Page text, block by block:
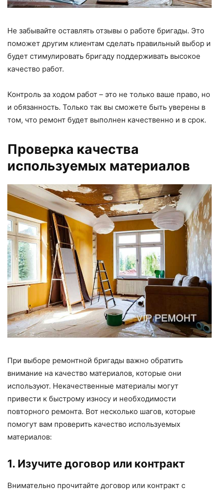
Не забывайте оставлять отзывы о работе бригады. Это
поможет другим клиентам сделать правильный выбор и
будет стимулировать бригаду поддерживать высокое
качество работ.
Контроль за ходом работ – это не только ваше право, но
и обязанность. Только так вы сможете быть уверены в
том, что ремонт будет выполнен качественно и в срок.
Проверка качества
используемых материалов
При выборе ремонтной бригады важно обратить
внимание на качество материалов, которые они
используют. Некачественные материалы могут
привести к быстрому износу и необходимости
повторного ремонта. Вот несколько шагов, которые
помогут вам проверить качество используемых
материалов:
1. Изучите договор или контракт
Внимательно прочитайте договор или контракт с